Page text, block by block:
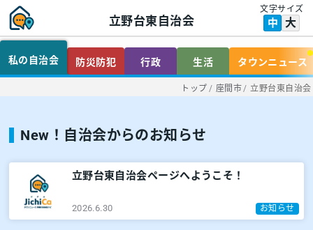
立野台東自治会
文字サイズ
中 大
私の自治会 防災防犯 行政 生活 タウンニュース
トップ / 座間市 / 立野台東自治会
New！自治会からのお知らせ
立野台東自治会ページへようこそ！
2026.6.30 お知らせ